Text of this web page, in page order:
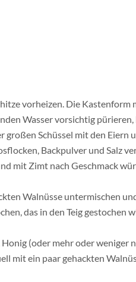
vorheizen. Die Kastenform
Wasser vorsichtig
großen Schüssel mit den Eiern
Backpulver und Salz
mit Zimt nach Geschmack
Walnüsse untermischen
das in den Teig gestochen
(oder mehr oder weniger
mit ein paar gehackten